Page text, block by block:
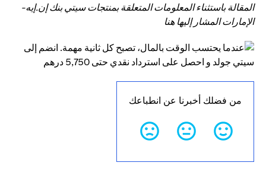
المقالة باستثناء المعلومات المتعلقة بمنتجات سيتي بنك إن.إيه-
الإمارات المشار إليها هنا
من فضلك أخبرنا عن انطباعك